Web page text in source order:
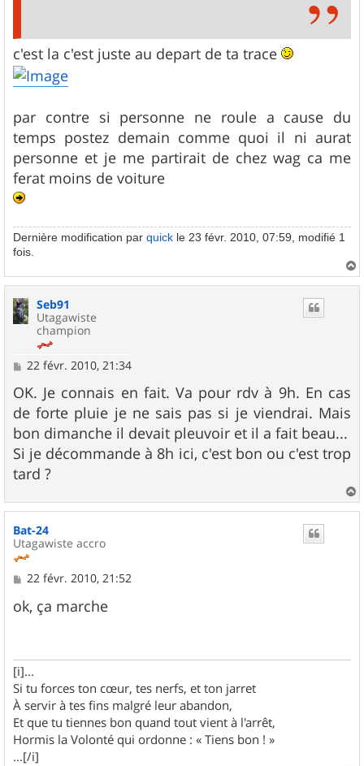
c'est la c'est juste au depart de ta trace
par contre si personne ne roule a cause du
temps postez demain comme quoi il ni aurat
personne et je me partirait de chez wag ca me
ferat moins de voiture
Dernière modification par quick le 23 févr. 2010, 07:59, modifié 1
fois.
a
Seb91
Utagawiste
champion
M
s
s
a
g
e
22 févr. 2010, 21:34
OK. Je connais en fait. Va pour rdv à 9h. En cas
de forte pluie je ne sais pas si je viendrai. Mais
bon dimanche il devait pleuvoir et il a fait beau...
Si je décommande à 8h ici, c'est bon ou c'est trop
tard ?
a
Bat-24
Utagawiste accro
M
s
s
22 févr. 2010, 21:52
ok, ça marche
[i]...
Si tu forces ton cœur, tes nerfs, et ton jarret
À servir à tes fins malgré leur abandon,
Et que tu tiennes bon quand tout vient à l'arrêt,
Hormis la Volonté qui ordonne : « Tiens bon ! »
...[/i]